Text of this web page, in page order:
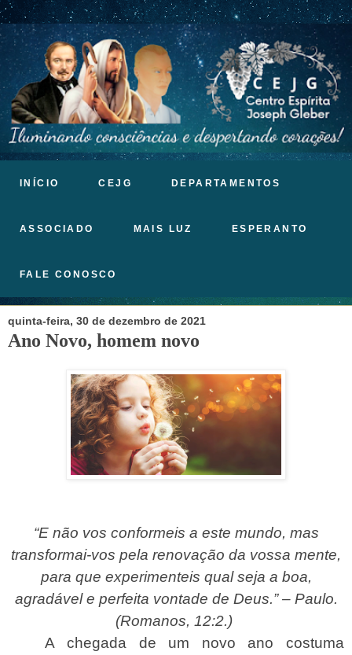
INÍCIO CEJG DEPARTAMENTOS
ASSOCIADO MAIS LUZ ESPERANTO
FALE CONOSCO
quinta-feira, 30 de dezembro de 2021
Ano Novo, homem novo
“E não vos conformeis a este mundo, mas
transformai-vos pela renovação da vossa mente,
para que experimenteis qual seja a boa,
agradável e perfeita vontade de Deus.” – Paulo.
(Romanos, 12:2.)
A chegada de um novo ano costuma